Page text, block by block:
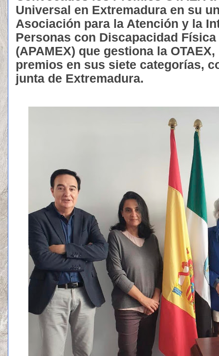
Universal en Extremadura en su
Asociación para la Atención y la
Personas con Discapacidad
(APAMEX) que gestiona la
premios en sus siete categorías,
junta de Extremadura.